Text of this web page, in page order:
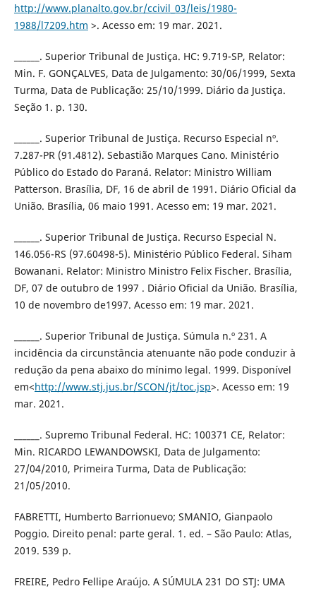
http://www.planalto.gov.br/ccivil_03/leis/1980-
1988/l7209.htm >. Acesso em: 19 mar. 2021.
______. Superior Tribunal de Justiça. HC: 9.719-SP, Relator:
Min. F. GONÇALVES, Data de Julgamento: 30/06/1999, Sexta
Turma, Data de Publicação: 25/10/1999. Diário da Justiça.
Seção 1. p. 130.
______. Superior Tribunal de Justiça. Recurso Especial nº.
7.287-PR (91.4812). Sebastião Marques Cano. Ministério
Público do Estado do Paraná. Relator: Ministro William
Patterson. Brasília, DF, 16 de abril de 1991. Diário Oficial da
União. Brasília, 06 maio 1991. Acesso em: 19 mar. 2021.
______. Superior Tribunal de Justiça. Recurso Especial N.
146.056-RS (97.60498-5). Ministério Público Federal. Siham
Bowanani. Relator: Ministro Ministro Felix Fischer. Brasília,
DF, 07 de outubro de 1997 . Diário Oficial da União. Brasília,
10 de novembro de1997. Acesso em: 19 mar. 2021.
______. Superior Tribunal de Justiça. Súmula n.º 231. A
incidência da circunstância atenuante não pode conduzir à
redução da pena abaixo do mínimo legal. 1999. Disponível
em<http://www.stj.jus.br/SCON/jt/toc.jsp>. Acesso em: 19
mar. 2021.
______. Supremo Tribunal Federal. HC: 100371 CE, Relator:
Min. RICARDO LEWANDOWSKI, Data de Julgamento:
27/04/2010, Primeira Turma, Data de Publicação:
21/05/2010.
FABRETTI, Humberto Barrionuevo; SMANIO, Gianpaolo
Poggio. Direito penal: parte geral. 1. ed. – São Paulo: Atlas,
2019. 539 p.
FREIRE, Pedro Fellipe Araújo. A SÚMULA 231 DO STJ: UMA